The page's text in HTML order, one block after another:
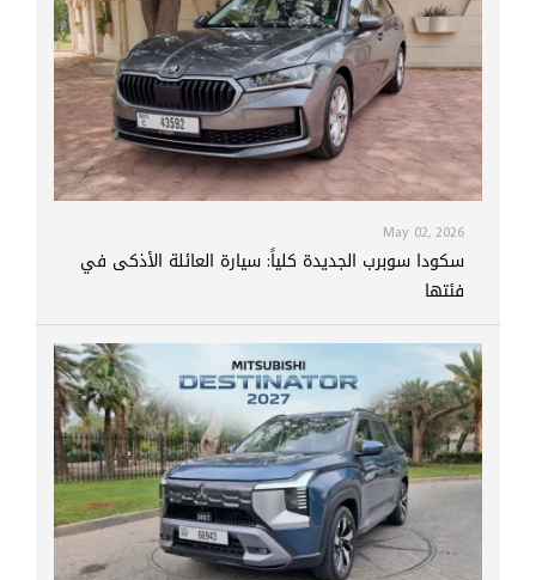
May 02, 2026
سكودا سوبرب الجديدة كلياً: سيارة العائلة الأذكى في
فئتها